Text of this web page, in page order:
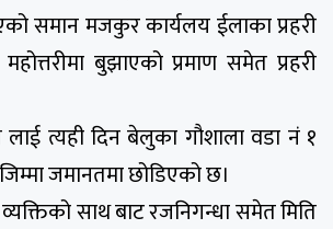
समान मजकुर कार्यलय ईलाका प्रहरी
बुझाएको प्रमाण समेत प्रहरी
लाई त्यही दिन बेलुका गौशाला वडा नं १
जमानतमा छोडिएको छ।
साथ बाट रजनिगन्धा समेत मिति